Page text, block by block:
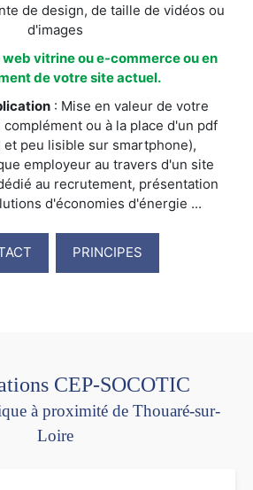
de design, de taille de vidéos ou
d'images
web vitrine ou e-commerce ou en
de votre site actuel.
: Mise en valeur de votre
complément ou à la place d'un pdf
peu lisible sur smartphone),
employeur au travers d'un site
au recrutement, présentation
d'économies d'énergie ...
PRINCIPES
CEP-SOCOTIC
à proximité de Thouaré-sur-
Loire